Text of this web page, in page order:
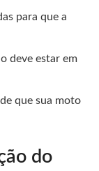
para que a
deve estar em
que sua moto
do